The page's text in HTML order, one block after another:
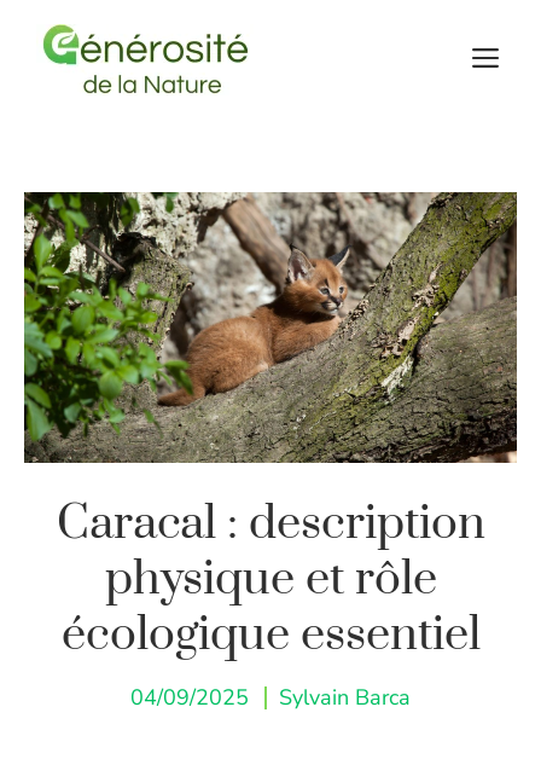
Caracal : description
physique et rôle
écologique essentiel
04/09/2025 Sylvain Barca